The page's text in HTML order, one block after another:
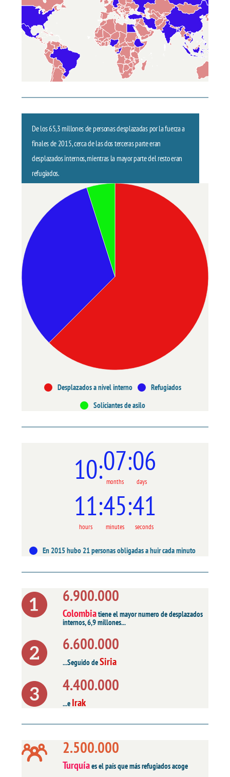
De los65,3millones de personasdesplazadas por la fuerzaa
finales de 2015,cerca delas dos terceras parteeran
desplazados internos,mientras la mayor parte del restoeran
refugiados.
Desplazados a nivel interno
Refugiados
Soliciantes de asilo
10 07
months
06
days
11
hours
45
minutes
42
seconds
En 2015 hubo 21 personas obligadas a huir cada minuto
6.900.000
Colombiatiene el mayor numero de desplazados
internos, 6,9 millones...
6.600.000
...Seguido deSiria
4.400.000
...e Irak
2.500.000
Turquíaes el país que más refugiados acoge